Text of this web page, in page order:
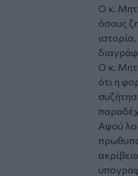
Ο κ.
όσους
Ο κ.
ότι η
Αφού